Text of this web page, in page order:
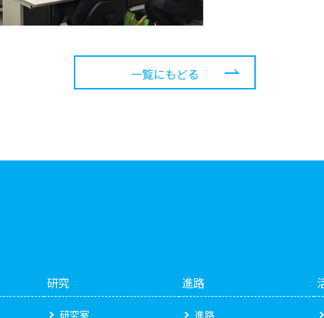
一覧にもどる
研究
研究室
進路
進路